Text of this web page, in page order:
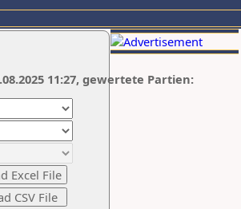
11:27, gewertete Partien: